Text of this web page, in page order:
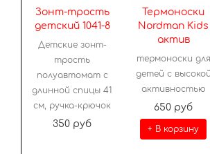
Зонт-трость
детский 1041-8
Детские зонт-
трость
полуавтомат с
длинной спицы 41
см, ручка-крючок
350 руб
Термоноски
Nordman Kids
актив
термоноски для
детей с высокой
активностью
650 руб
+ В корзину